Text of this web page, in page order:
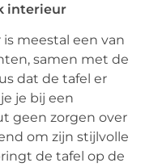
interieur
meestal een van
samen met de
dat de tafel er
je bij een
geen zorgen over
om zijn stijlvolle
de tafel op de